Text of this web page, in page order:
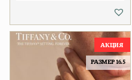
РАЗМЕР 16.5